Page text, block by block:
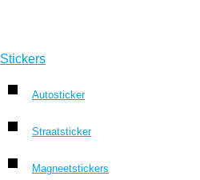
Stickers
Autosticker
Straatsticker
Magneetstickers